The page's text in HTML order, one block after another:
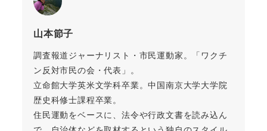
山本節子
調査報道ジャーナリスト・市民運動家。「ワクチ
ン反対市民の会・代表」。
立命館大学英米文学科卒業。中国南京大学大学院
歴史科修士課程卒業。
住民運動をベースに、法令や行政文書を読み込ん